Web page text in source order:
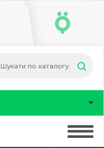
Шукати по каталогу